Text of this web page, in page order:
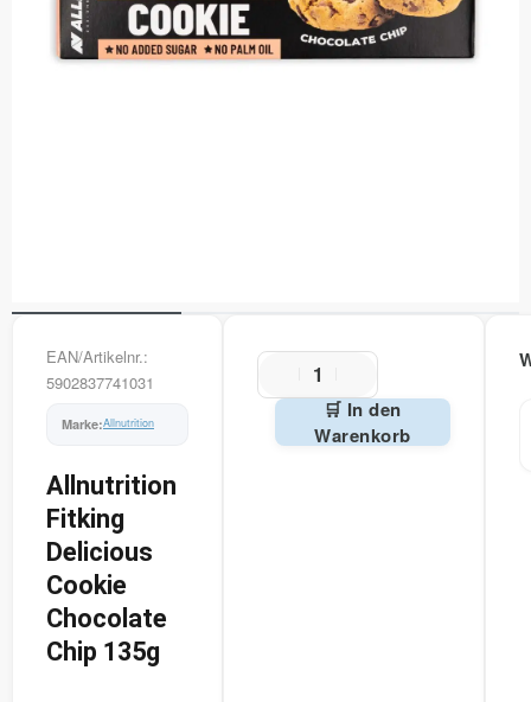
EAN/Artikelnr.:
5902837741031
Allnutrition
Allnutrition
Fitking
Delicious
Cookie
Chocolate
Chip 135g
🛒 In den
Warenkorb